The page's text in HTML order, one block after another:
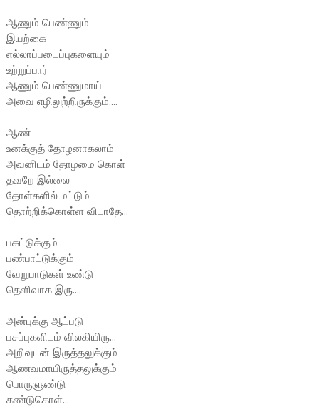
ஆணும் பெண்ணும்
இயற்கை
எல்லாப்படைப்புகளையும்
உற்றுப்பார்
ஆணும் பெண்ணுமாய்
அவை எழிலுற்றிருக்கும்....
ஆண்
உனக்குத் தோழனாகலாம்
அவனிடம் தோழமை கொள்
தவறே இல்லை
தோள்களில் மட்டும்
தொற்றிக்கொள்ள விடாதே...
பகட்டுக்கும்
பண்பாட்டுக்கும்
வேறுபாடுகள் உண்டு
தெளிவாக இரு....
அன்புக்கு ஆட்படு
பசப்புகளிடம் விலகியிரு...
அறிவுடன் இருத்தலுக்கும்
ஆணவமாயிருத்தலுக்கும்
பொருளுண்டு
கண்டுகொள்...